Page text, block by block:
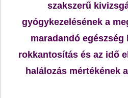
szakszerű
gyógykezelésének a
maradandó egészség
rokkantosítás és az idő
halálozás mértékének